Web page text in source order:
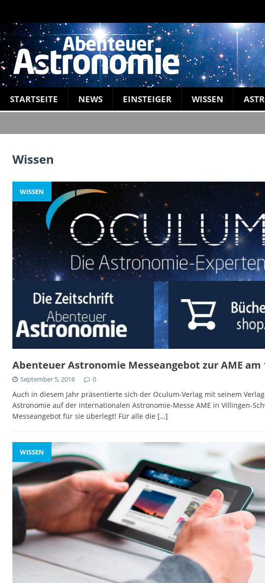
STARTSEITE NEWS EINSTEIGER WISSEN
Wissen
WISSEN
Abenteuer Astronomie Messeangebot zur AME am
September 5, 2016 0
Auch in diesem Jahr präsentierte sich der Oculum-Verlag mit seinem
Astronomie auf der internationalen Astronomie-Messe AME in Villingen-
Messeangebot für sie überlegt! Für alle die […]
WISSEN